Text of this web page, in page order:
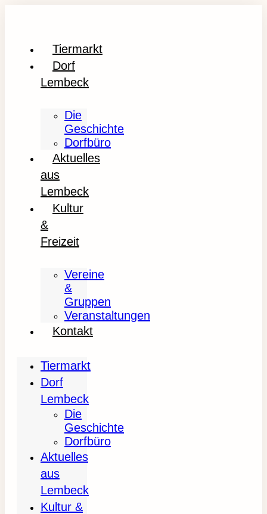
Tiermarkt
Dorf
Lembeck
Die
Geschichte
Dorfbüro
Aktuelles
aus
Lembeck
Kultur
&
Freizeit
Vereine
&
Gruppen
Veranstaltungen
Kontakt
Tiermarkt
Dorf
Lembeck
Die
Geschichte
Dorfbüro
Aktuelles
aus
Lembeck
Kultur &